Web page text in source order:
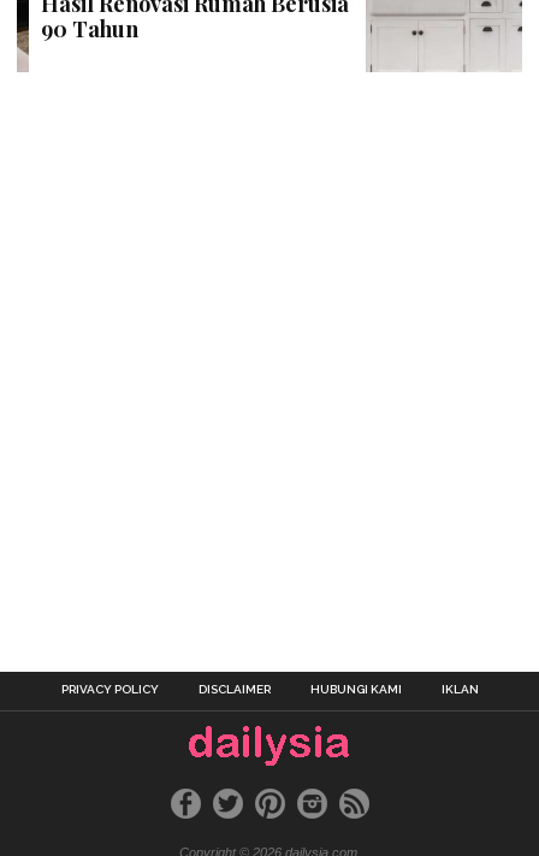
90 Tahun
PRIVACY POLICY DISCLAIMER HUBUNGI KAMI IKLAN
Copyright © 2026 dailysia.com.